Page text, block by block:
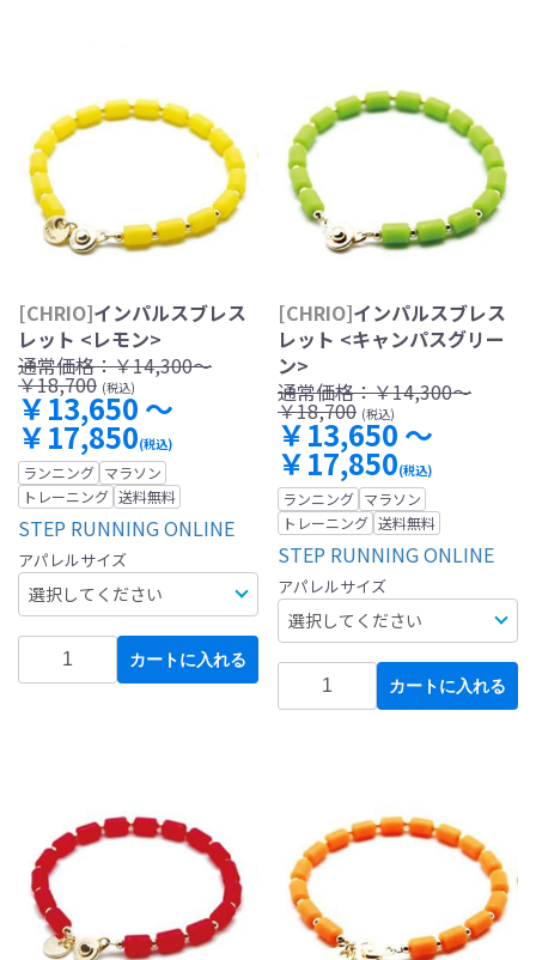
[CHRIO]インパルスブレス
レット <レモン>
通常価格：￥14,300～
￥18,700 (税込)
￥13,650 ～
￥17,850(税込)
ランニング マラソン
トレーニング 送料無料
STEP RUNNING ONLINE
アパレルサイズ
カートに入れる
[CHRIO]インパルスブレス
レット <キャンパスグリー
ン>
通常価格：￥14,300～
￥18,700 (税込)
￥13,650 ～
￥17,850(税込)
ランニング マラソン
トレーニング 送料無料
STEP RUNNING ONLINE
アパレルサイズ
カートに入れる